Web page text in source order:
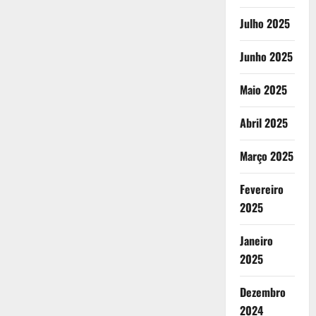
Julho 2025
Junho 2025
Maio 2025
Abril 2025
Março 2025
Fevereiro
2025
Janeiro
2025
Dezembro
2024